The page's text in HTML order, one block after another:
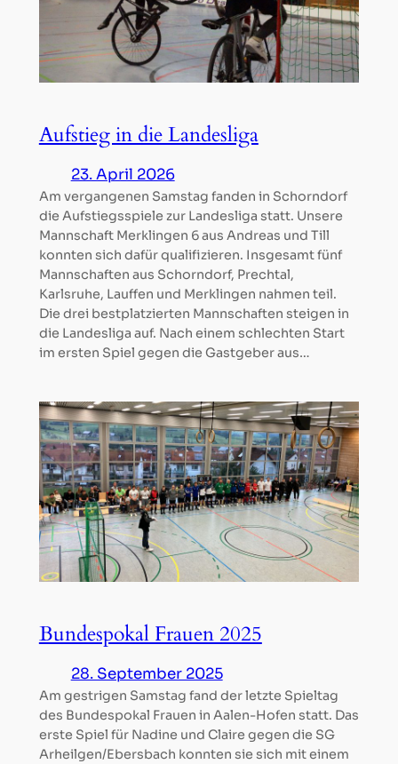
Aufstieg in die Landesliga
23. April 2026
Am vergangenen Samstag fanden in Schorndorf
die Aufstiegsspiele zur Landesliga statt. Unsere
Mannschaft Merklingen 6 aus Andreas und Till
konnten sich dafür qualifizieren. Insgesamt fünf
Mannschaften aus Schorndorf, Prechtal,
Karlsruhe, Lauffen und Merklingen nahmen teil.
Die drei bestplatzierten Mannschaften steigen in
die Landesliga auf. Nach einem schlechten Start
im ersten Spiel gegen die Gastgeber aus…
Bundespokal Frauen 2025
28. September 2025
Am gestrigen Samstag fand der letzte Spieltag
des Bundespokal Frauen in Aalen-Hofen statt. Das
erste Spiel für Nadine und Claire gegen die SG
Arheilgen/Ebersbach konnten sie sich mit einem